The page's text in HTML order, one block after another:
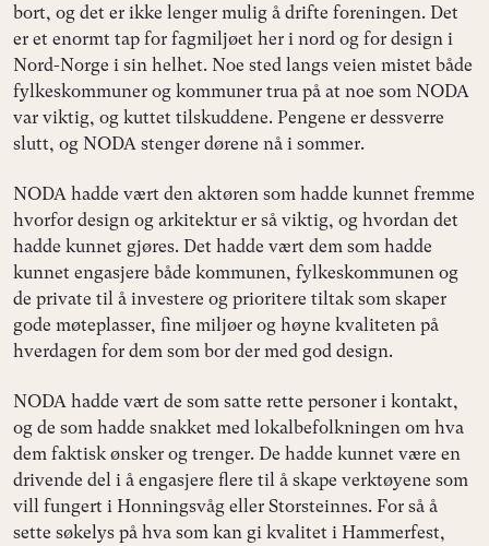
bort, og det er ikke lenger mulig å drifte foreningen. Det
er et enormt tap for fagmiljøet her i nord og for design i
Nord-Norge i sin helhet. Noe sted langs veien mistet både
fylkeskommuner og kommuner trua på at noe som NODA
var viktig, og kuttet tilskuddene. Pengene er dessverre
slutt, og NODA stenger dørene nå i sommer.
NODA hadde vært den aktøren som hadde kunnet fremme
hvorfor design og arkitektur er så viktig, og hvordan det
hadde kunnet gjøres. Det hadde vært dem som hadde
kunnet engasjere både kommunen, fylkeskommunen og
de private til å investere og prioritere tiltak som skaper
gode møteplasser, fine miljøer og høyne kvaliteten på
hverdagen for dem som bor der med god design.
NODA hadde vært de som satte rette personer i kontakt,
og de som hadde snakket med lokalbefolkningen om hva
dem faktisk ønsker og trenger. De hadde kunnet være en
drivende del i å engasjere flere til å skape verktøyene som
vill fungert i Honningsvåg eller Storsteinnes. For så å
sette søkelys på hva som kan gi kvalitet i Hammerfest,